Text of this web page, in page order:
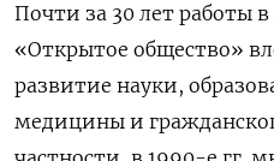
Почти за 30 лет работы
«Открытое общество»
развитие науки,
медицины и